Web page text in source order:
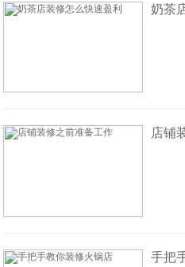
奶茶
店铺
手把